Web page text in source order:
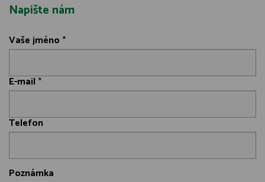
Napište nám
Vaše jméno *
E-mail *
Telefon
Poznámka